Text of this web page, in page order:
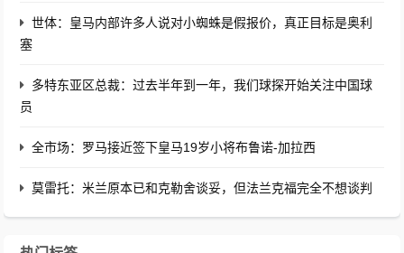
世体：皇马内部许多人说对小蜘蛛是假报价，真正目标是奥利
塞
多特东亚区总裁：过去半年到一年，我们球探开始关注中国球
员
全市场：罗马接近签下皇马19岁小将布鲁诺-加拉西
莫雷托：米兰原本已和克勒舍谈妥，但法兰克福完全不想谈判